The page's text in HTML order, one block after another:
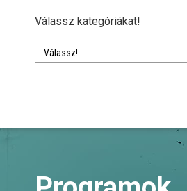
Válassz kategóriákat!